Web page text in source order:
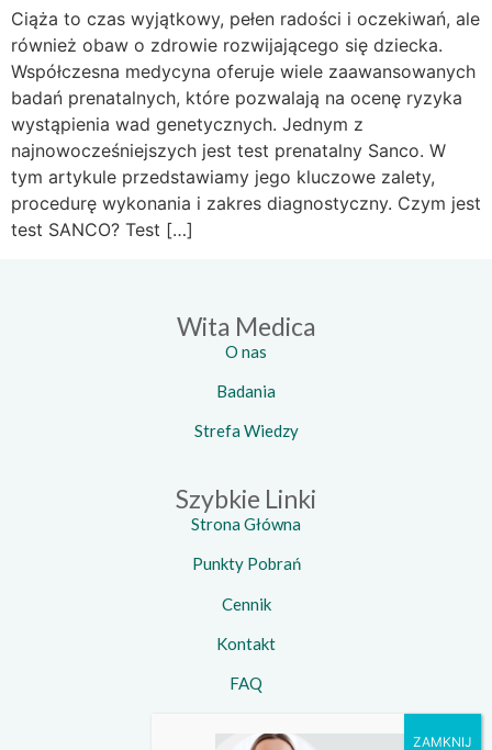
Ciąża to czas wyjątkowy, pełen radości i oczekiwań, ale
również obaw o zdrowie rozwijającego się dziecka.
Współczesna medycyna oferuje wiele zaawansowanych
badań prenatalnych, które pozwalają na ocenę ryzyka
wystąpienia wad genetycznych. Jednym z
najnowocześniejszych jest test prenatalny Sanco. W
tym artykule przedstawiamy jego kluczowe zalety,
procedurę wykonania i zakres diagnostyczny. Czym jest
test SANCO? Test […]
Wita Medica
O nas
Badania
Strefa Wiedzy
Szybkie Linki
Strona Główna
Punkty Pobrań
Cennik
Kontakt
FAQ